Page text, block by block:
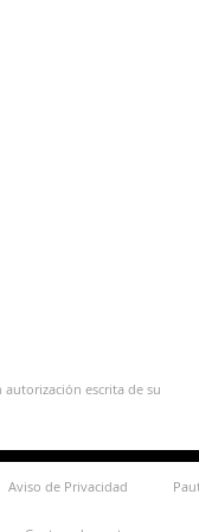
autorización escrita de su
Aviso de Privacidad